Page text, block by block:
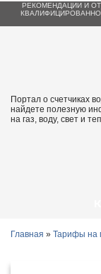
РЕКОМЕНДАЦИИ И
Портал о счетчиках
найдете полезную
на газ, воду, свет и
Главная » Тарифы на